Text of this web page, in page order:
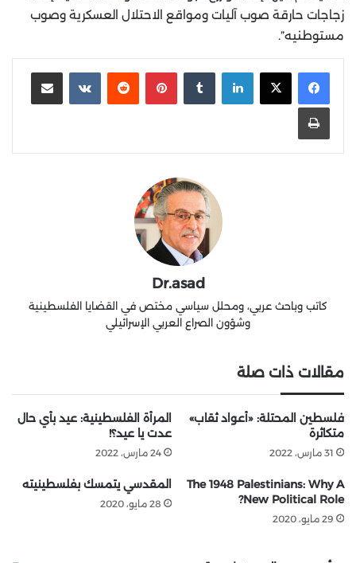
زجاجات حارقة صوب آليات ومواقع الاحتلال العسكرية وصوب
مستوطنيه”.
لينكدإن بينتيريست
Dr.asad
كاتب وباحث عربي، ومحلل سياسي مختص في القضايا الفلسطينية
وشؤون الصراع العربي الإسرائيلي
مقالات ذات صلة
فلسطين المحتلة: «أعواد ثقاب»
متكاثرة
31 مارس، 2022
المرأة الفلسطينية: عيد بأي حال
عدت يا عيد؟!
24 مارس، 2022
The 1948 Palestinians: Why A
New Political Role?
29 مايو، 2020
المقدسي يتمسك بفلسطينيته
28 مايو، 2020